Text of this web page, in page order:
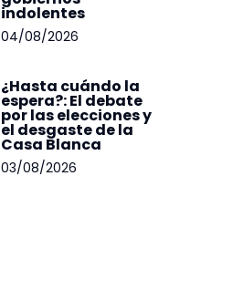
indolentes
04/08/2026
¿Hasta cuándo la
espera?: El debate
por las elecciones y
el desgaste de la
Casa Blanca
03/08/2026